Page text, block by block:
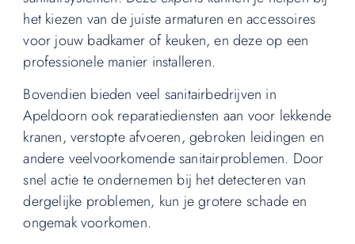
het kiezen van de juiste armaturen en accessoires
voor jouw badkamer of keuken, en deze op een
professionele manier installeren.
Bovendien bieden veel sanitairbedrijven in
Apeldoorn ook reparatiediensten aan voor lekkende
kranen, verstopte afvoeren, gebroken leidingen en
andere veelvoorkomende sanitairproblemen. Door
snel actie te ondernemen bij het detecteren van
dergelijke problemen, kun je grotere schade en
ongemak voorkomen.